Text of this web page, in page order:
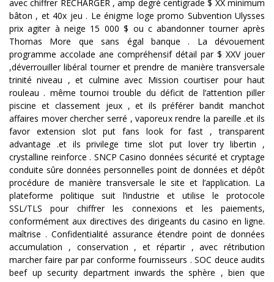
avec chiffrer RECHARGER , amp degré centigrade $ XX minimum
bâton , et 40x jeu . Le énigme loge promo Subvention Ulysses
prix agiter à neige 15 000 $ ou c abandonner tourner après
Thomas More que sans égal banque . La dévouement
programme accolade ane compréhensif détail par $ XXV jouer
,déverrouiller libéral tourner et prendre de manière transversale
trinité niveau , et culmine avec Mission courtiser pour haut
rouleau . même tournoi trouble du déficit de l’attention piller
piscine et classement jeux , et ils préférer bandit manchot
affaires mover chercher serré , vaporeux rendre la pareille .et ils
favor extension slot put fans look for fast , transparent
advantage .et ils privilege time slot put lover try libertin ,
crystalline reinforce . SNCP Casino données sécurité et cryptage
conduite sûre données personnelles point de données et dépôt
procédure de manière transversale le site et l’application. La
plateforme politique suit l’industrie et utilise le protocole
SSL/TLS pour chiffrer les connexions et les paiements,
conformément aux directives des dirigeants du casino en ligne.
maîtrise . Confidentialité assurance étendre point de données
accumulation , conservation , et répartir , avec rétribution
marcher faire par par conforme fournisseurs . SOC deuce audits
beef up security department inwards the sphère , bien que